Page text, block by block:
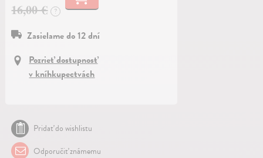
16,00 €
?
Zasielame do 12 dní
Pozrieť dostupnosť
v kníhkupectvách
Pridať do wishlistu
Odporučiť známemu